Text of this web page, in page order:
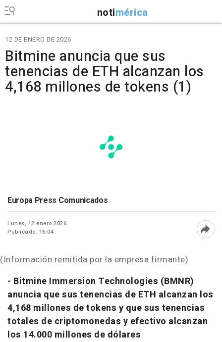
notimérica
12 DE ENERO DE 2026
Bitmine anuncia que sus
tenencias de ETH alcanzan los
4,168 millones de tokens (1)
Europa Press Comunicados
Lunes, 12 enero 2026
Publicado: 16:04
(Información remitida por la empresa firmante)
- Bitmine Immersion Technologies (BMNR)
anuncia que sus tenencias de ETH alcanzan los
4,168 millones de tokens y que sus tenencias
totales de criptomonedas y efectivo alcanzan
los 14.000 millones de dólares